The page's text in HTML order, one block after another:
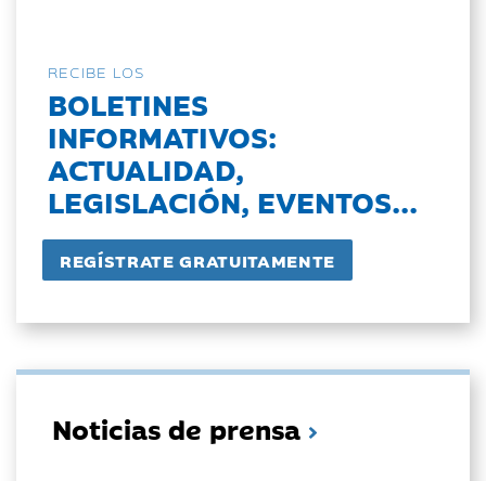
RECIBE LOS
BOLETINES
INFORMATIVOS:
ACTUALIDAD,
LEGISLACIÓN, EVENTOS...
Noticias de prensa